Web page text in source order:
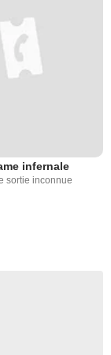
infernale
sortie inconnue